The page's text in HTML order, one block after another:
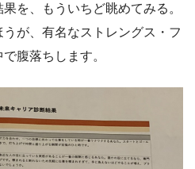
を、もういちど眺めてみる。
が、有名なストレングス・フ
腹落ちします。